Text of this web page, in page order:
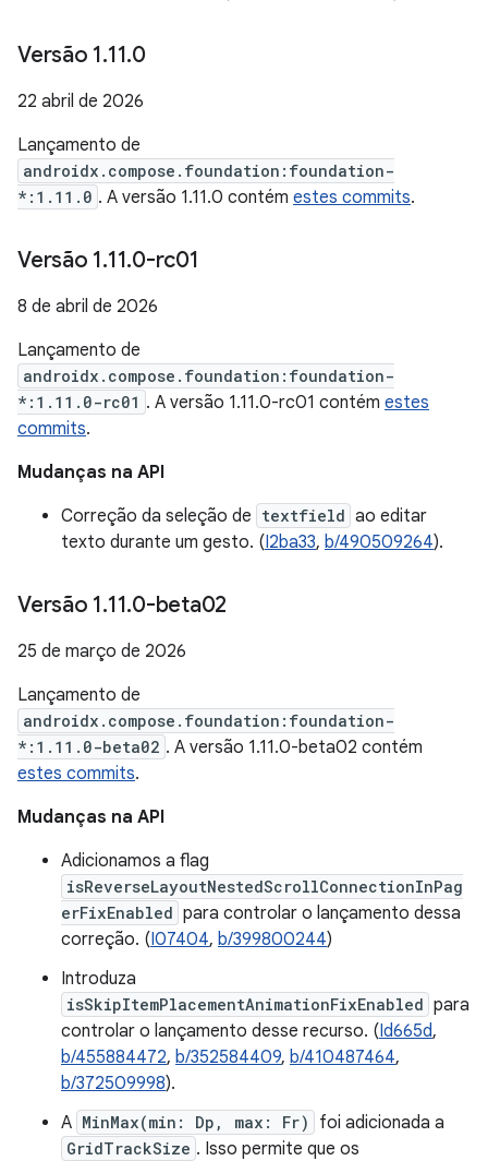
Versão 1.11.0
22 abril de 2026
Lançamento de
androidx.compose.foundation:foundation-
*:1.11.0 . A versão 1.11.0 contém estes commits.
Versão 1.11.0-rc01
8 de abril de 2026
Lançamento de
androidx.compose.foundation:foundation-
*:1.11.0-rc01 . A versão 1.11.0-rc01 contém estes
commits.
Mudanças na API
Correção da seleção de textfield ao editar
texto durante um gesto. (I2ba33, b/490509264).
Versão 1.11.0-beta02
25 de março de 2026
Lançamento de
androidx.compose.foundation:foundation-
*:1.11.0-beta02 . A versão 1.11.0-beta02 contém
estes commits.
Mudanças na API
Adicionamos a flag
isReverseLayoutNestedScrollConnectionInPag
erFixEnabled para controlar o lançamento dessa
correção. (I07404, b/399800244)
Introduza
isSkipItemPlacementAnimationFixEnabled para
controlar o lançamento desse recurso. (Id665d,
b/455884472, b/352584409, b/410487464,
b/372509998).
A MinMax(min: Dp, max: Fr) foi adicionada a
GridTrackSize . Isso permite que os